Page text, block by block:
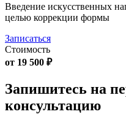
Введение искусственных
целью коррекции формы
Записаться
Стоимость
от 19 500 ₽
Запишитесь на
консультацию